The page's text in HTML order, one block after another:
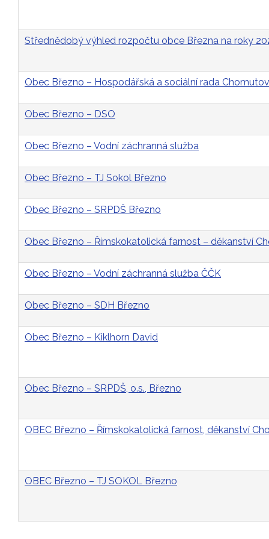
Střednědobý výhled rozpočtu obce Března na roky
Obec Březno – Hospodářská a sociální rada
Obec Březno – DSO
Obec Březno – Vodní záchranná služba
Obec Březno – TJ Sokol Březno
Obec Březno – SRPDŠ Březno
Obec Březno – Římskokatolická farnost – děkanství
Obec Březno – Vodní záchranná služba ČČK
Obec Březno – SDH Březno
Obec Březno – Kiklhorn David
Obec Březno – SRPDŠ, o.s., Březno
OBEC Březno – Římskokatolická farnost, děkanství
OBEC Březno – TJ SOKOL Březno